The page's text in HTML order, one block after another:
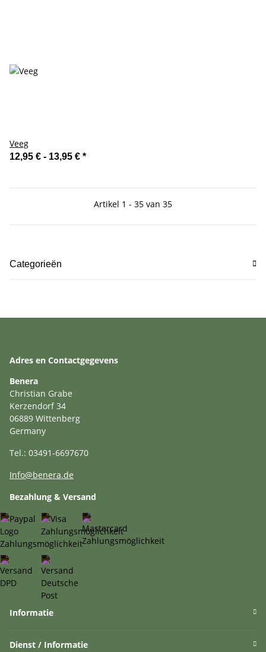
Veeg
12,95 € - 13,95 € *
Artikel 1 - 35 van 35
Categorieën
Adres en Contactgegevens
Benera
Christian Grabe
Kerzendorf 34
06889 Wittenberg
Germany
Tel.: 03491-6697670
Info@benera.de
Bezahlung & Versand
Informatie
Dienst / Informatie